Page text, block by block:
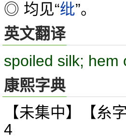
◎ 均见“纰”。
英文翻译
spoiled silk; hem
康熙字典
【未集中】【糸
4